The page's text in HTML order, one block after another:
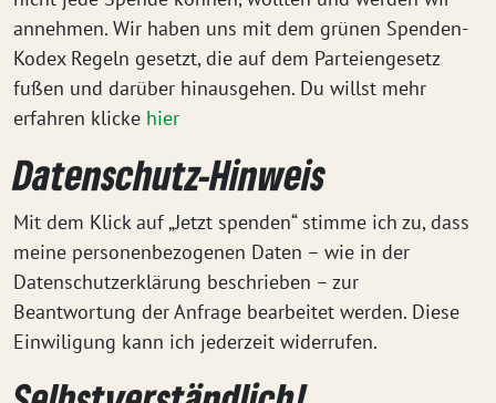
annehmen. Wir haben uns mit dem grünen Spenden-
Kodex Regeln gesetzt, die auf dem Parteiengesetz
fußen und darüber hinausgehen. Du willst mehr
erfahren klicke hier
Datenschutz-Hinweis
Mit dem Klick auf „Jetzt spenden“ stimme ich zu, dass
meine personenbezogenen Daten – wie in der
Datenschutzerklärung beschrieben – zur
Beantwortung der Anfrage bearbeitet werden. Diese
Einwiligung kann ich jederzeit widerrufen.